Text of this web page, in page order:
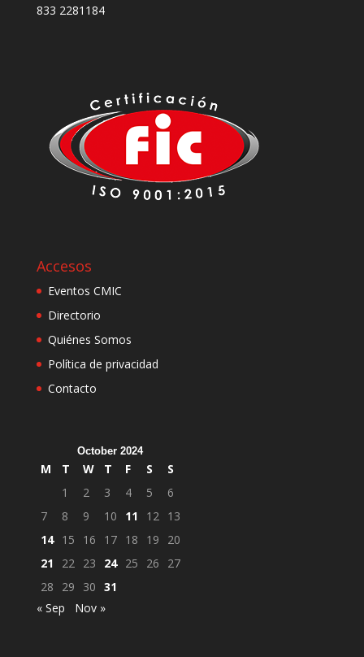
833 2281184
Accesos
Eventos CMIC
Directorio
Quiénes Somos
Política de privacidad
Contacto
October 2024
M T W T F S
S
1
2 3 4 5
6
7
8 9 10 11 12 13
14 15 16 17 18 19
20
21
22 23 24 25 26
27
28
29 30 31
« Sep
Nov »